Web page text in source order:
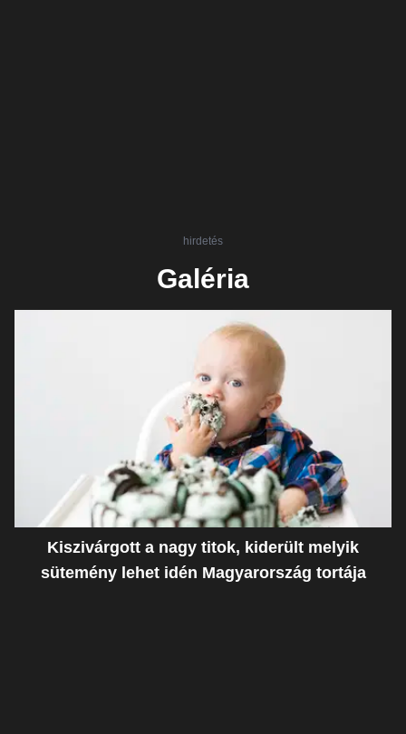
hirdetés
Galéria
Kiszivárgott a nagy titok, kiderült melyik
sütemény lehet idén Magyarország tortája